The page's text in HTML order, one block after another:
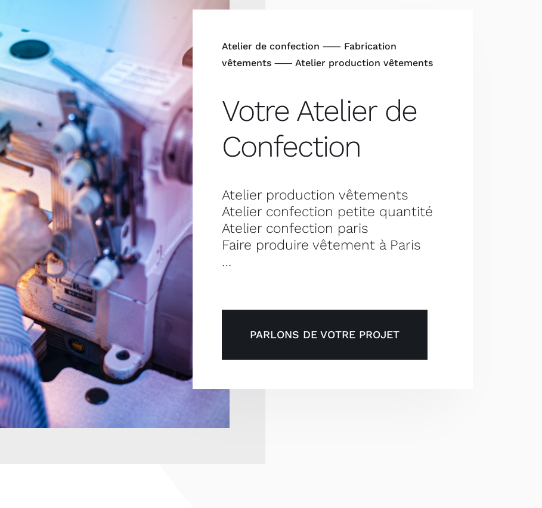
Atelier de confection ⸺ Fabrication
vêtements ⸺ Atelier production vêtements
Votre Atelier de
Confection
Atelier production vêtements
Atelier confection petite quantité
Atelier confection paris
Faire produire vêtement à Paris
…
PARLONS DE VOTRE PROJET